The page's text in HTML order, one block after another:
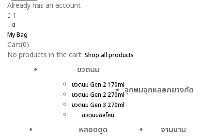
Already has an account
1
0
My Bag
Cart(0)
No products in the cart. Shop all products
ขวดนม
ขวดนม Gen 2 170ml
ขวดนม Gen 2 270ml
ขวดนม Gen 3 270ml
ขวดนมซิลิโคน
จุกนมจุกหลอกยางกัด
หลอดดูด จานชาม